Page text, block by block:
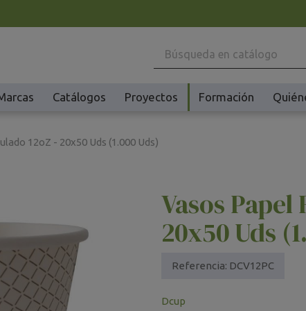
Maquinaria
Accesorios Creperas y Gofreras
Fermentadores y Cocedores
Fundidores Chocolate
Catálogos Proyectos Formación
12oZ - 20x50 Uds (1.000 Uds)
Vasos Papel
20x50 Uds
Referencia: DCV12PC
Dcup